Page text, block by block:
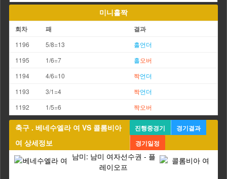
미니홀짝
회차 패 결과
1196 5/8=13 홀언더
1195
1/6=7 홀오버
1194
4/6=10 짝언더
1193
3/1=4 짝언더
1192
1/5=6 짝오버
축구 . 베네수엘라 여 VS 콜롬비아
여 상세정보
진행중경기
경기결과
경기일정
남미: 남미 여자선수권 - 플
레이오프